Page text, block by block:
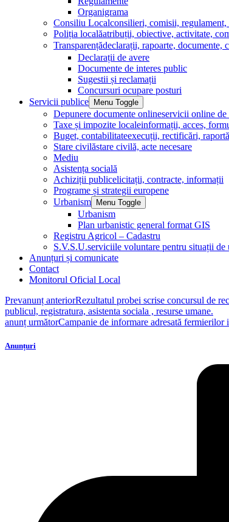
Organigrama
Consiliu Localconsilieri, comisii,
Poliția localăatribuții, obiective, activitate,
Transparențădeclarații, rapoarte, documente,
Declarații de avere
Documente de interes public
Sugestii și reclamații
Concursuri ocupare posturi
Servicii publice
Menu Toggle
Depunere documente onlineservicii online de
Taxe și impozite localeinformații, acces,
Buget, contabilitateexecuții, rectificări,
Stare civilăstare civilă, acte necesare
Mediu
Asistența socială
Achiziții publicelicitații, contracte, informații
Programe și strategii europene
Urbanism
Menu Toggle
Urbanism
Plan urbanistic general format GIS
Registru Agricol – Cadastru
S.V.S.U.serviciile voluntare pentru situații de
Anunțuri și comunicate
Contact
Monitorul Oficial Local
Prevanunț anteriorRezultatul probei scrise concursul de
publicul, registratura, asistenta sociala , resurse umane.
anunț următorCampanie de informare adresată
Anunțuri